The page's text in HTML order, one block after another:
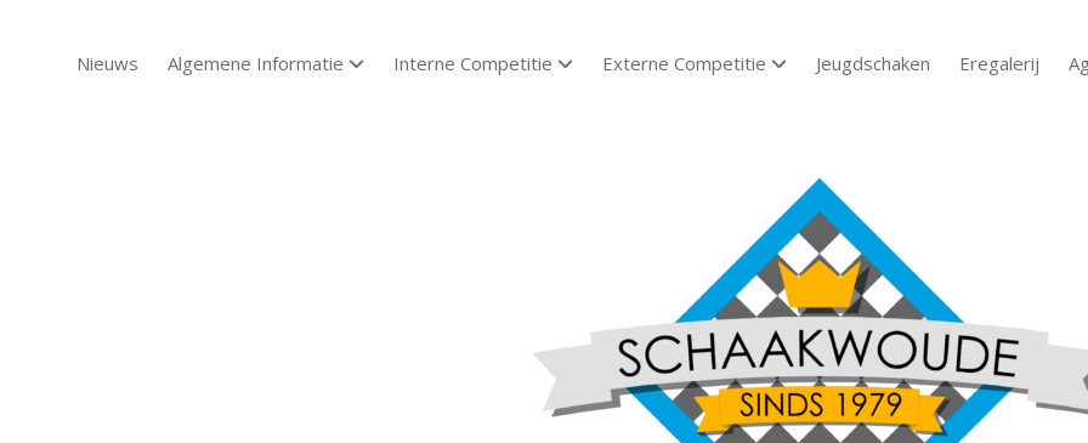
Nieuws Algemene Informatie open dropdown menu
Interne Competitie open dropdown menu
Externe Competitie open dropdown menu
Jeugdschaken Eregalerij
Schaakvereniging
Schaakwoude